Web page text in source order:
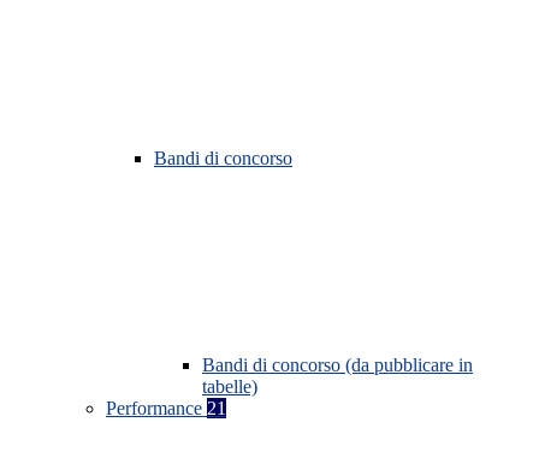
Bandi di concorso
Bandi di concorso (da pubblicare in
tabelle)
Performance 21